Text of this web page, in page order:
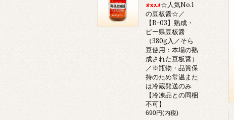
☆人気No.1
の豆板醤☆／
【B-03】熟成・
ピー県豆板醤
（380g入／そら
豆使用：本場の熟
成された豆板醤）
／※瓶物・品質保
持のため常温また
は冷蔵発送のみ
【冷凍品との同梱
不可】
690円(内税)